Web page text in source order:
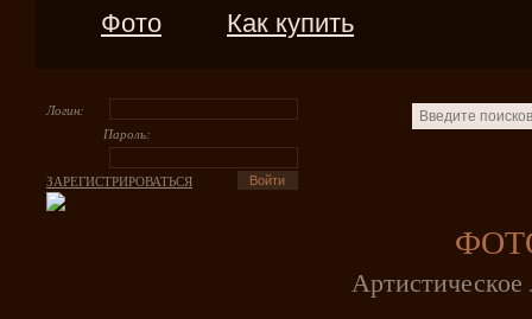
Фото Как купить
Логин:
Пароль:
ЗАРЕГИСТРИРОВАТЬСЯ